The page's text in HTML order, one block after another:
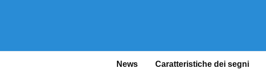
News Caratteristiche dei segni